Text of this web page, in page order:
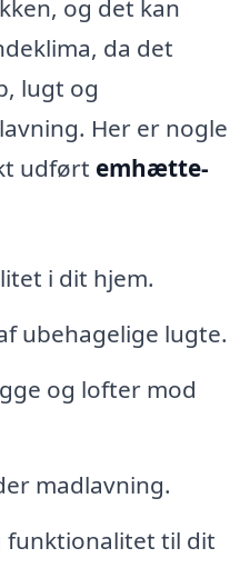
og det kan
da det
lugt og
Her er nogle
udført emhætte-
i dit hjem.
ubehagelige lugte.
og lofter mod
madlavning.
funktionalitet til dit